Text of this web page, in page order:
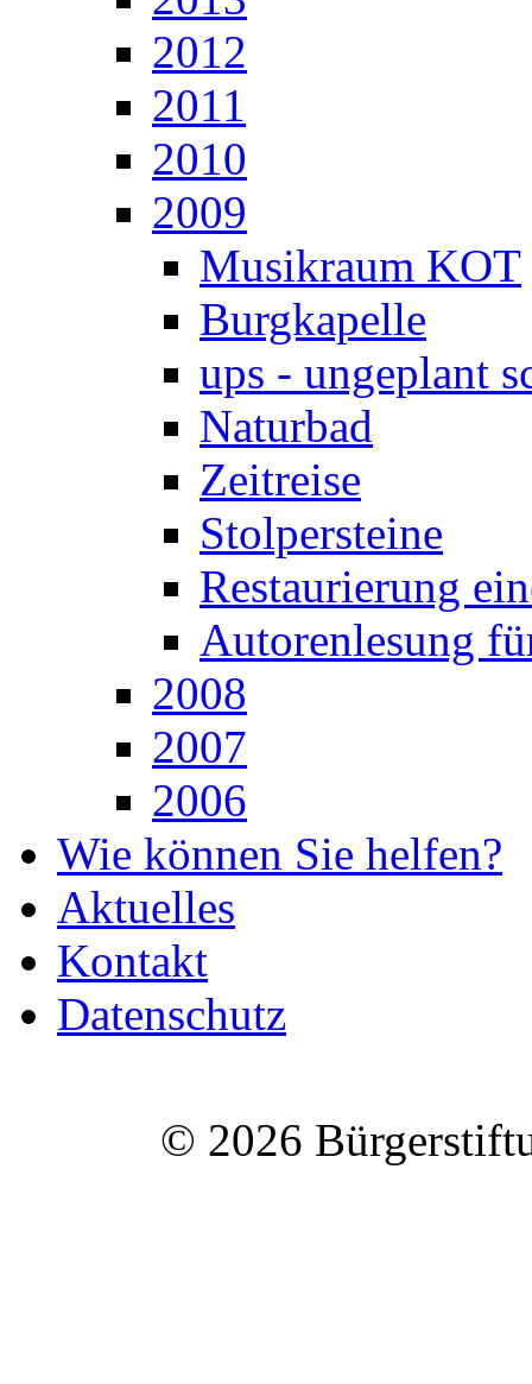
2012
2011
2010
2009
Musikraum KOT
Burgkapelle
ups - ungeplant
Naturbad
Zeitreise
Stolpersteine
Restaurierung
Autorenlesung
2008
2007
2006
Wie können Sie helfen?
Aktuelles
Kontakt
Datenschutz
© 2026